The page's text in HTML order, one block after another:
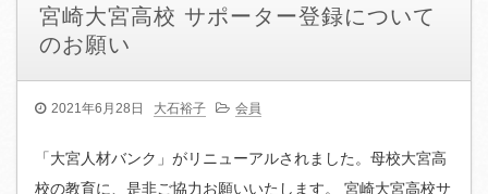
宮崎大宮高校 サポーター登録について
のお願い
2021年6月28日 大石裕子 会員
「大宮人材バンク」がリニューアルされました。母校大宮高
校の教育に、是非ご協力お願いいたします。 宮崎大宮高校サ